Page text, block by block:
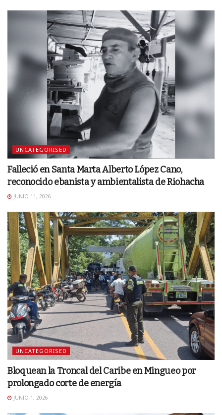
UNCATEGORISED
Falleció en Santa Marta Alberto López Cano,
reconocido ebanista y ambientalista de Riohacha
JUNIO 11, 2026
UNCATEGORISED
Bloquean la Troncal del Caribe en Mingueo por
prolongado corte de energía
JUNIO 1, 2026